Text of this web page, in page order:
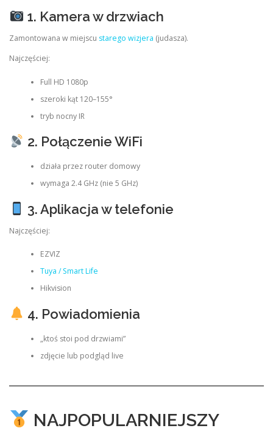
1. Kamera w drzwiach
Zamontowana w miejscu starego wizjera (judasza).
Najczęściej:
Full HD 1080p
szeroki kąt 120–155°
tryb nocny IR
2. Połączenie WiFi
działa przez router domowy
wymaga 2.4 GHz (nie 5 GHz)
3. Aplikacja w telefonie
Najczęściej:
EZVIZ
Tuya / Smart Life
Hikvision
4. Powiadomienia
„ktoś stoi pod drzwiami”
zdjęcie lub podgląd live
NAJPOPULARNIEJSZY